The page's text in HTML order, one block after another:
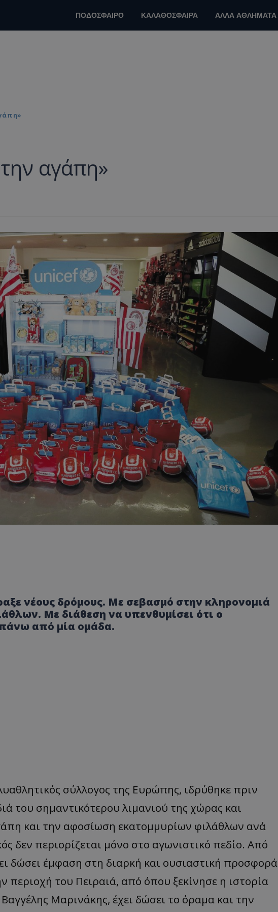
ΠΟΔΟΣΦΑΙΡΟ ΚΑΛΑΘΟΣΦΑΙΡΑ ΑΛΛΑ ΑΘΛΗΜΑΤΑ
αγάπη»
νέους δρόμους. Με σεβασμό στην κληρονομιά
Με διάθεση να υπενθυμίσει ότι ο
από μία ομάδα.
σύλλογος της Ευρώπης, ιδρύθηκε πριν
του σημαντικότερου λιμανιού της χώρας και
και την αφοσίωση εκατομμυρίων φιλάθλων ανά
δεν περιορίζεται μόνο στο αγωνιστικό πεδίο. Από
δώσει έμφαση στη διαρκή και ουσιαστική προσφορά
περιοχή του Πειραιά, από όπου ξεκίνησε η ιστορία
Μαρινάκης, έχει δώσει το όραμα και την